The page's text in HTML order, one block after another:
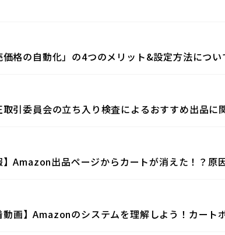
価格の自動化」の4つのメリット&設定方法につ
取引委員会の立ち入り検査によるおすすめ出品
】Amazon出品ページからカートが消えた！？原
動画】Amazonのシステムを理解しよう！カート